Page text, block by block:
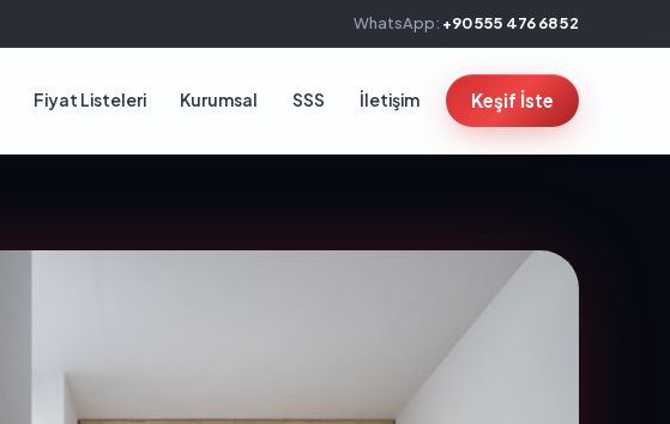
WhatsApp: +90 555 476 68 52
Fiyat Listeleri Kurumsal SSS İletişim Keşif İste